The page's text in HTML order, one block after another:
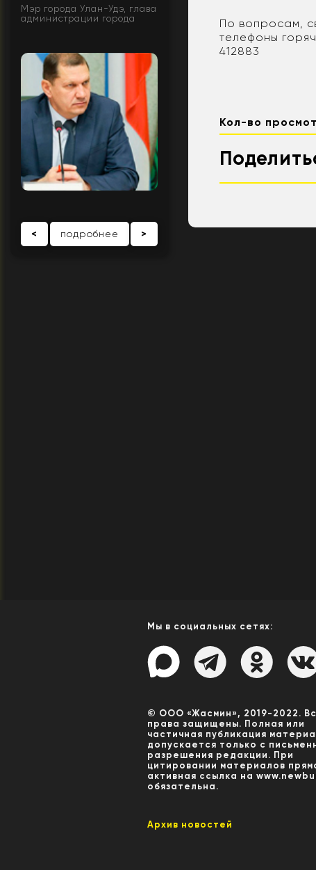
Мэр города Улан-Удэ, глава
администрации города
< подробнее >
По вопросам,
телефоны
412883
Кол-во
Мы в социальных сетях:
© ООО «Жасмин», 2019-2022.
права защищены. Полная или
частичная публикация
допускается только с
разрешения редакции. При
цитировании материалов
активная ссылка на
обязательна.
Архив новостей